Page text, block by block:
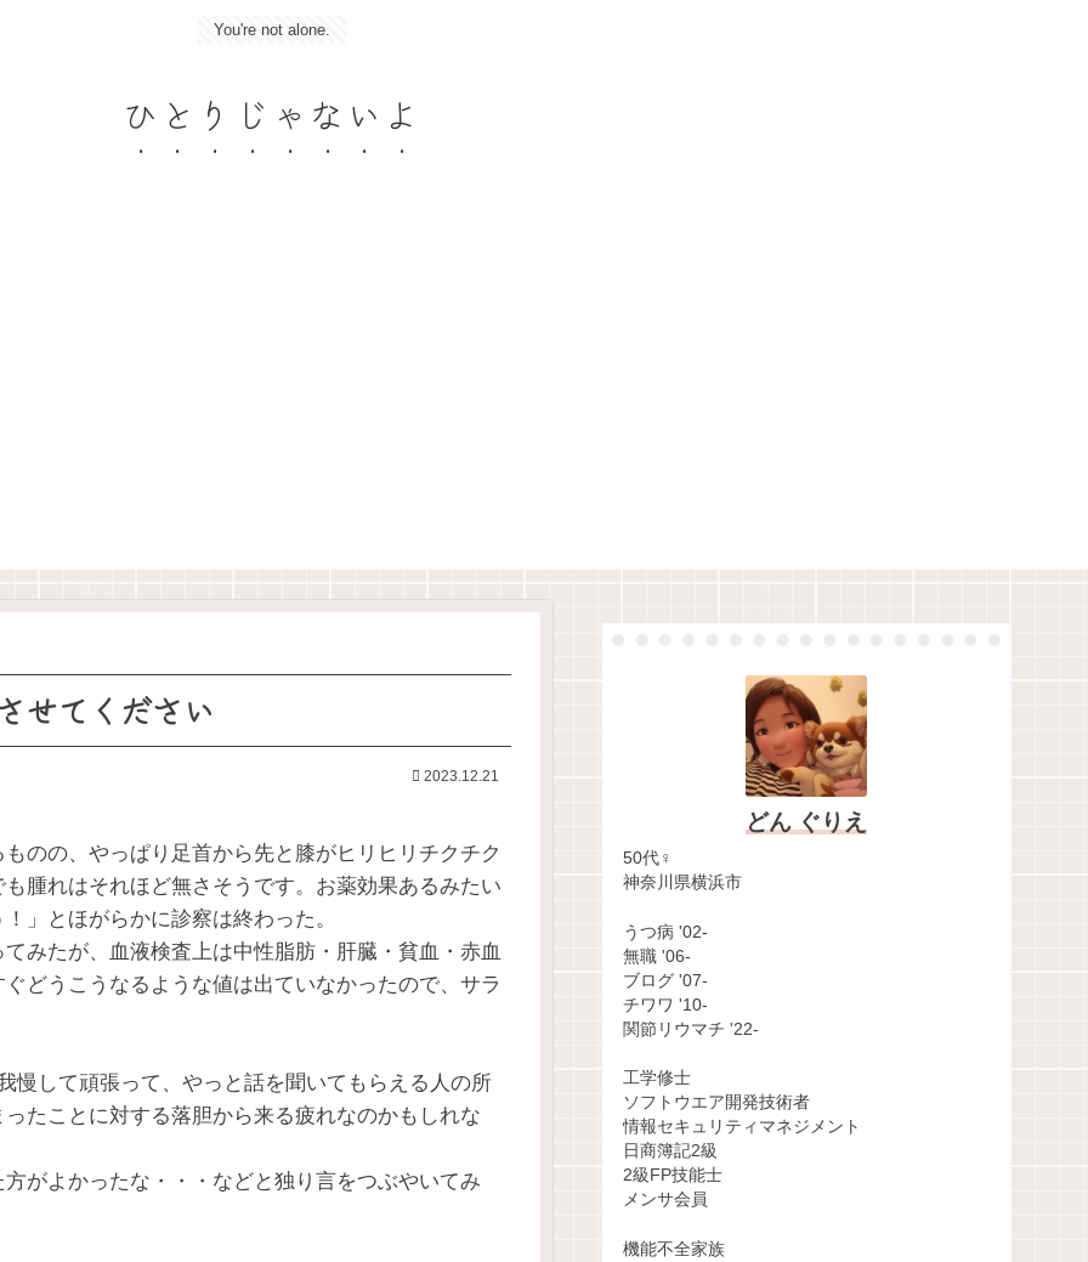
You're not alone.
ひとりじゃないよ
せてください
2023.12.21
のの、やっぱり足首から先と膝がヒリヒリチクチク
腫れはそれほど無さそうです。お薬効果あるみたい
」とほがらかに診察は終わった。
みたが、血液検査上は中性脂肪・肝臓・貧血・赤血
どうこうなるような値は出ていなかったので、サラ
慢して頑張って、やっと話を聞いてもらえる人の所
たことに対する落胆から来る疲れなのかもしれな
がよかったな・・・などと独り言をつぶやいてみ
どん ぐりえ
50代♀
神奈川県横浜市
うつ病 '02-
無職 '06-
ブログ '07-
チワワ '10-
関節リウマチ '22-
工学修士
ソフトウエア開発技術者
情報セキュリティマネジメント
日商簿記2級
2級FP技能士
メンサ会員
機能不全家族